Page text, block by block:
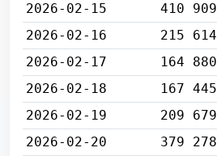
2026-02-15
410 909
2026-02-16
215 614
2026-02-17
164 880
2026-02-18
167 445
2026-02-19
209 679
2026-02-20
379 278